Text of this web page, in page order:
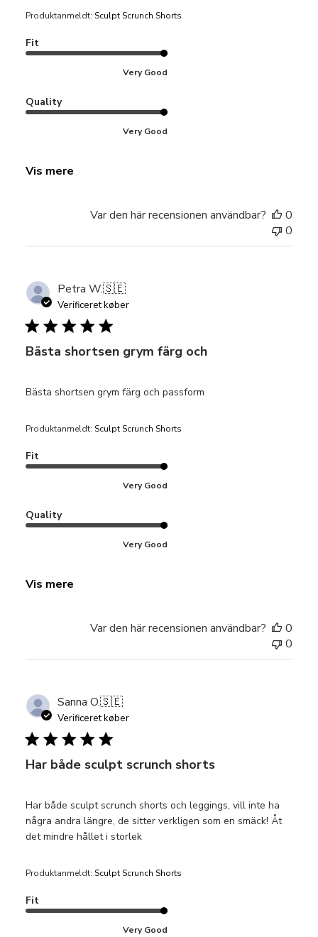
Produktanmeldt: Sculpt Scrunch Shorts
Fit
Very Good
Quality
Very Good
Vis mere
Var den här recensionen användbar?
0
0
Petra W.🇸🇪
Verificeret køber
Bästa shortsen grym färg och
Bästa shortsen grym färg och passform
Produktanmeldt: Sculpt Scrunch Shorts
Fit
Very Good
Quality
Very Good
Vis mere
Var den här recensionen användbar?
0
0
Sanna O.🇸🇪
Verificeret køber
Har både sculpt scrunch shorts
Har både sculpt scrunch shorts och leggings, vill inte ha
några andra längre, de sitter verkligen som en smäck! Åt
det mindre hållet i storlek
Produktanmeldt: Sculpt Scrunch Shorts
Fit
Very Good